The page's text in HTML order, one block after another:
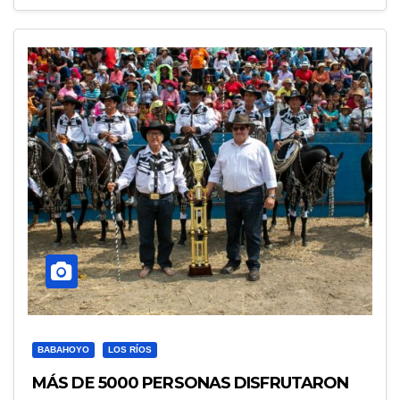
BABAHOYO LOS RÍOS
MÁS DE 5000 PERSONAS DISFRUTARON